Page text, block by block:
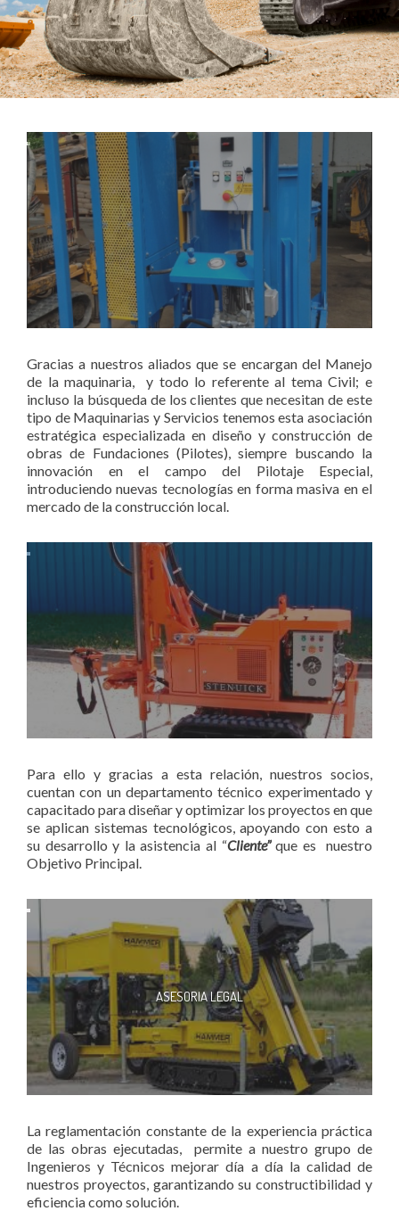
Gracias a nuestros aliados que se encargan del Manejo
de la maquinaria, y todo lo referente al tema Civil; e
incluso la búsqueda de los clientes que necesitan de este
tipo de Maquinarias y Servicios tenemos esta asociación
estratégica especializada en diseño y construcción de
obras de Fundaciones (Pilotes), siempre buscando la
innovación en el campo del Pilotaje Especial,
introduciendo nuevas tecnologías en forma masiva en el
mercado de la construcción local.
Para ello y gracias a esta relación, nuestros socios,
cuentan con un departamento técnico experimentado y
capacitado para diseñar y optimizar los proyectos en que
se aplican sistemas tecnológicos, apoyando con esto a
su desarrollo y la asistencia al “Cliente”que es nuestro
Objetivo Principal.
ASESORIA LEGAL
La reglamentación constante de la experiencia práctica
de las obras ejecutadas, permite a nuestro grupo de
Ingenieros y Técnicos mejorar día a día la calidad de
nuestros proyectos, garantizando su constructibilidad y
eficiencia como solución.